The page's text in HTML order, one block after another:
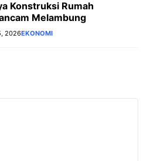
Konstruksi Rumah
Melambung
2026EKONOMI